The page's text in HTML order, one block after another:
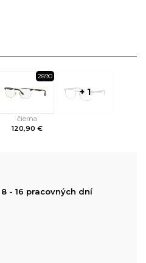
2890
čierna
120,90 €
+ 1
- 16 pracovných dní